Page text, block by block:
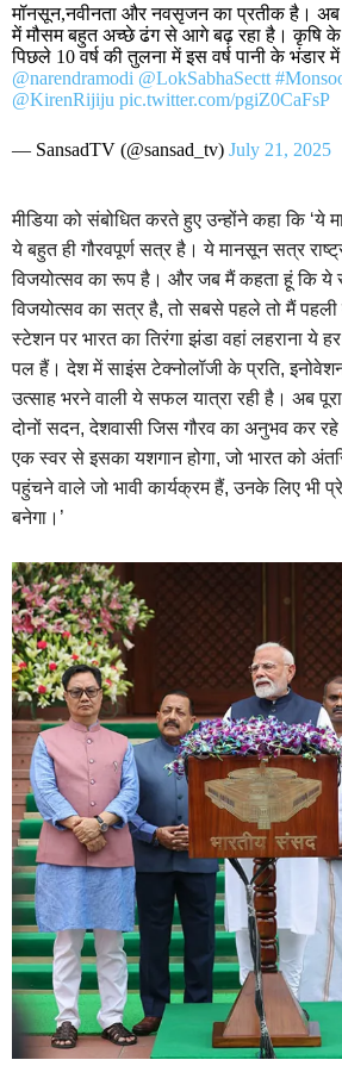
मॉनसून,नवीनता और नवसृजन का प्रतीक है।
में मौसम बहुत अच्छे ढंग से आगे बढ़ रहा है। कृषि
पिछले 10 वर्ष की तुलना में इस वर्ष पानी के भंडार
@narendramodi @LokSabhaSectt
@KirenRijiju pic.twitter.com/pgiZ0CaFsP
— SansadTV (@sansad_tv) July 21, 2025
मीडिया को संबोधित करते हुए उन्होंने कहा कि ‘ये
ये बहुत ही गौरवपूर्ण सत्र है। ये मानसून सत्र
विजयोत्सव का रूप है। और जब मैं कहता हूं कि ये
विजयोत्सव का सत्र है, तो सबसे पहले तो मैं
स्टेशन पर भारत का तिरंगा झंडा वहां लहराना ये
पल हैं। देश में साइंस टेक्नोलॉजी के प्रति,
उत्साह भरने वाली ये सफल यात्रा रही है। अब
दोनों सदन, देशवासी जिस गौरव का अनुभव कर
एक स्वर से इसका यशगान होगा, जो भारत को
पहुंचने वाले जो भावी कार्यक्रम हैं, उनके लिए भी
बनेगा।’